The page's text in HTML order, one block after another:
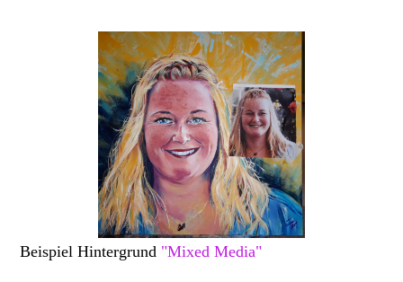
Beispiel Hintergrund "Mixed Media"